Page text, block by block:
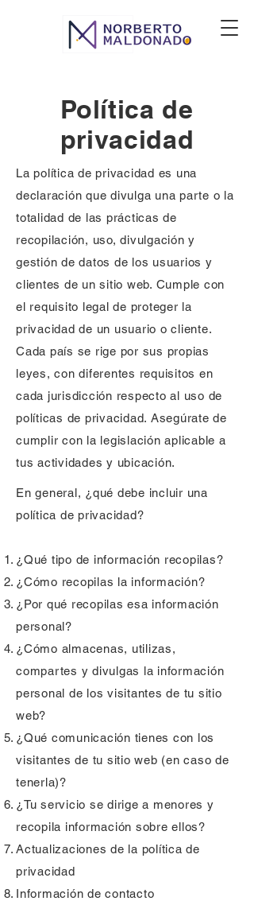
Política de
privacidad
La política de privacidad es una
declaración que divulga una parte o la
totalidad de las prácticas de
recopilación, uso, divulgación y
gestión de datos de los usuarios y
clientes de un sitio web. Cumple con
el requisito legal de proteger la
privacidad de un usuario o cliente.
Cada país se rige por sus propias
leyes, con diferentes requisitos en
cada jurisdicción respecto al uso de
políticas de privacidad. Asegúrate de
cumplir con la legislación aplicable a
tus actividades y ubicación.
En general, ¿qué debe incluir una
política de privacidad?
¿Qué tipo de información recopilas?
¿Cómo recopilas la información?
¿Por qué recopilas esa información
personal?
¿Cómo almacenas, utilizas,
compartes y divulgas la información
personal de los visitantes de tu sitio
web?
¿Qué comunicación tienes con los
visitantes de tu sitio web (en caso de
tenerla)?
¿Tu servicio se dirige a menores y
recopila información sobre ellos?
Actualizaciones de la política de
privacidad
Información de contacto